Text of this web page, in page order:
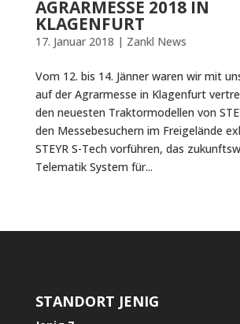
AGRARMESSE 2018 IN
KLAGENFURT
17. Januar 2018 | Zankl News
Vom 12. bis 14. Jänner waren wir mit
auf der Agrarmesse in Klagenfurt
den neuesten Traktormodellen von
den Messebesuchern im Freigelände
STEYR S-Tech vorführen, das
Telematik System für...
STANDORT JENIG